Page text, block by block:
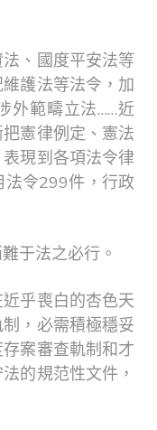
、國度平安法等
護法等法令，加
外範疇立法……近
憲律例定、憲法
現到各項法令律
法令299件，行政
于法之必行。
乎喪白的杏色天
，必需積極穩妥
案審查軌制和才
的規范性文件，